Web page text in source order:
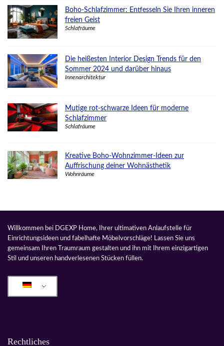
Boho-Schlafzimmer: Entfesseln Sie Ihren inneren
freien Geist
Schlafräume
Die heißesten Interior Design Trends für den
Sommer 2024 und darüber hinaus
Innenarchitektur
Mutige rot-schwarze Ideen für moderne
Schlafzimmer
Schlafräume
Kreative Boho-Wohnzimmer-Ideen zur
Auffrischung deiner Wohnästhetik
Wohnräume
Willkommen bei DGEXP Home, Ihrer ultimativen Anlaufstelle für
Einrichtungsideen und fabelhafte Möbelvorschläge! Lassen Sie uns
gemeinsam Ihren Traumraum gestalten und ihn mit Ihrem einzigartigen
Stil und unseren handverlesenen Stücken füllen.
Rechtliches